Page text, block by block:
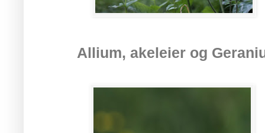
Allium, akeleier og